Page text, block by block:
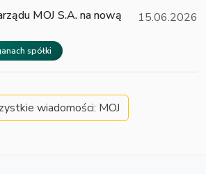
MOJ S.A. na nową
spółki
15.06.2026
wiadomości: MOJ